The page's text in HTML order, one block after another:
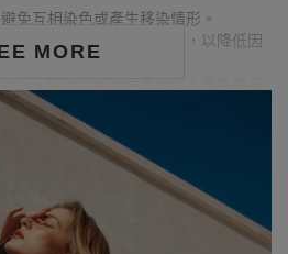
MORE
免互相染色或產生移染情形。
件、包款、飾品一同使用，以降低因
。
商品顏色為準。